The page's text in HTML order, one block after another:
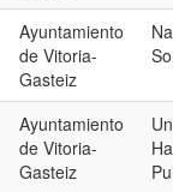
Ayuntamiento
de Vitoria-
Gasteiz
Ayuntamiento
de Vitoria-
Gasteiz